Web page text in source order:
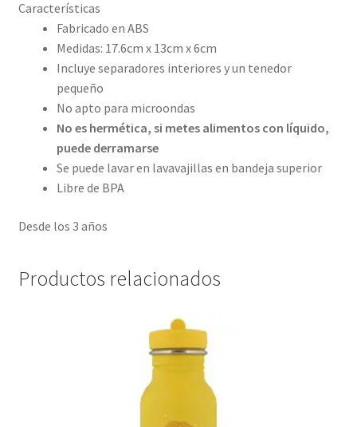
Características
Fabricado en ABS
Medidas: 17.6cm x 13cm x 6cm
Incluye separadores interiores y un tenedor
pequeño
No apto para microondas
No es hermética, si metes alimentos con líquido,
puede derramarse
Se puede lavar en lavavajillas en bandeja superior
Libre de BPA
Desde los 3 años
Productos relacionados